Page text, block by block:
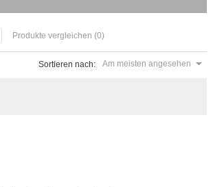
Produkte vergleichen (0)
Sortieren nach: Am meisten angesehen